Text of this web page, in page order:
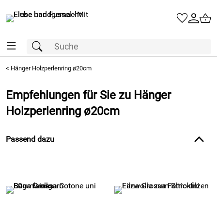
< Hänger Holzperlenring ø20cm
Empfehlungen für Sie zu Hänger
Holzperlenring ø20cm
Passend dazu